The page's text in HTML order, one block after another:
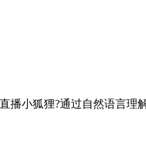
播小狐狸?通过自然语言